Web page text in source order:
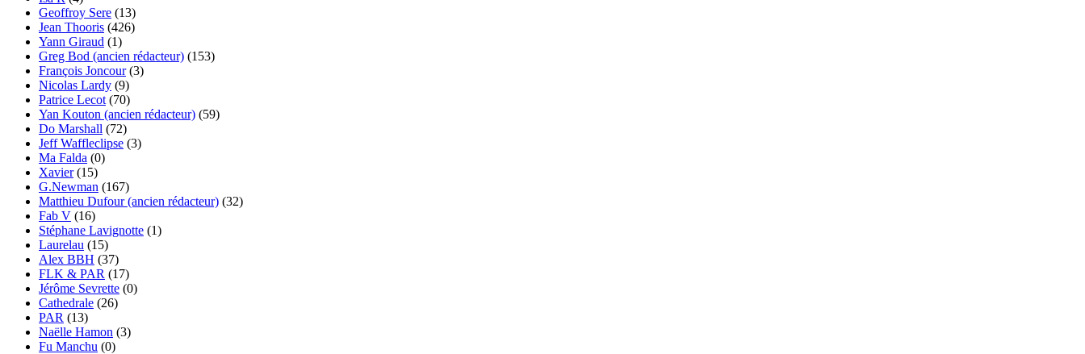
Geoffroy Sere (13)
Jean Thooris (426)
Yann Giraud (1)
Greg Bod (ancien rédacteur) (153)
François Joncour(3)
Nicolas Lardy (9)
Patrice Lecot (70)
Yan Kouton (ancien rédacteur) (59)
Do Marshall (72)
Jeff Waffleclipse (3)
Ma Falda (0)
Xavier(15)
G.Newman (167)
Matthieu Dufour (ancien rédacteur) (32)
Fab V (16)
Stéphane Lavignotte (1)
Laurelau (15)
Alex BBH (37)
FLK & PAR (17)
Jérôme Sevrette (0)
Cathedrale (26)
PAR (13)
Naëlle Hamon (3)
Fu Manchu (0)